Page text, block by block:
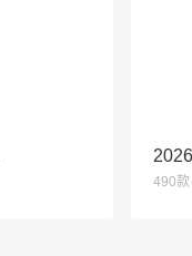
490款